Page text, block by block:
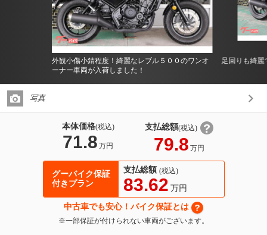
外観小傷小錆程度！綺麗なレブル５００のワンオ
ーナー車両が入荷しました！
足回りも綺麗
写真
本体価格(税込)
71.8 万円
支払総額(税込)
79.8 万円
グーバイク保証
付きプラン
支払総額 (税込)
83.62 万円
中古車でも安心！バイク保証とは
※一部保証が付けられない車両がございます。